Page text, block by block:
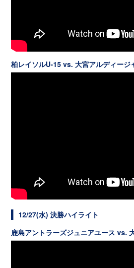
柏レイソルU-15 vs. 大宮アルディージ
12/27(水) 決勝ハイライト
鹿島アントラーズジュニアユース vs.